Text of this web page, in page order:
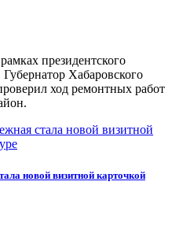
президентского
Хабаровского
ход ремонтных работ
новой визитной карточкой